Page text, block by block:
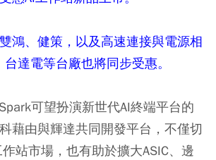
鴻、健策，以及高速連接與電源相
達電等台廠也將同步受惠。
可望扮演新世代AI終端平台的
藉由與輝達共同開發平台，不僅切
作站市場，也有助於擴大ASIC、邊